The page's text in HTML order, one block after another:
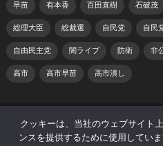
早苗 有本香 百田直樹 石破茂
総理大臣 総裁選 自民党 自民
自由民主党 闇ライブ 防衛 非
高市 高市早苗 高市潰し
© 2026 日本 寿チャンネル -
ホーム
プライバシーポリシー
クッキーは、当社のウェブサイト
ンスを提供するために使用してい